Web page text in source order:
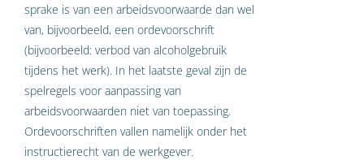
sprake is van een arbeidsvoorwaarde dan wel
van, bijvoorbeeld, een ordevoorschrift
(bijvoorbeeld: verbod van alcoholgebruik
tijdens het werk). In het laatste geval zijn de
spelregels voor aanpassing van
arbeidsvoorwaarden niet van toepassing.
Ordevoorschriften vallen namelijk onder het
instructierecht van de werkgever.